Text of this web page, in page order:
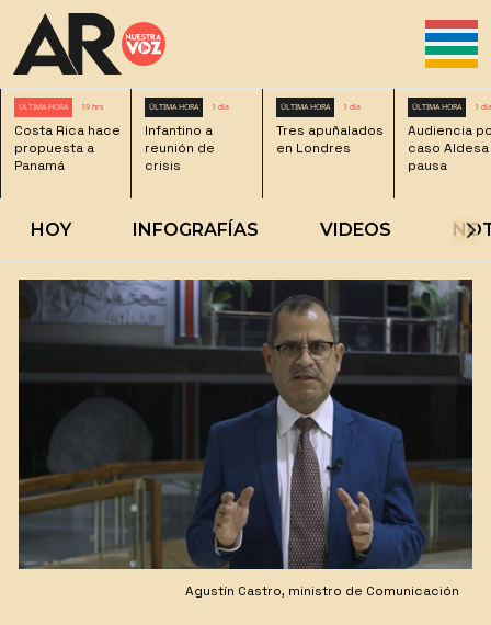
ÚLTIMA HORA 19 hrs
Costa Rica hace
propuesta a
Panamá
ÚLTIMA HORA 1 día
Infantino a
reunión de
crisis
ÚLTIMA HORA 1 día
Tres apuñalados
en Londres
ÚLTIMA HORA 1 día
Audiencia
caso
pausa
HOY INFOGRAFÍAS VIDEOS
Agustín Castro, ministro de Comunicación